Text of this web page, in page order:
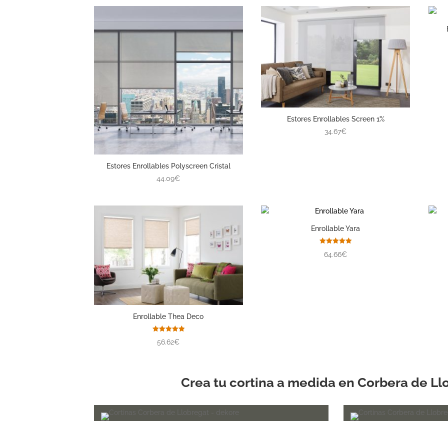
Estores Enrollables Polyscreen Cristal
44.09€
Estores Enrollables Screen 1%
34.67€
Enrollable Thea Deco
con
56.62€
Enrollable Yara
con
64.66€
Crea tu cortina a medida en Corbera de